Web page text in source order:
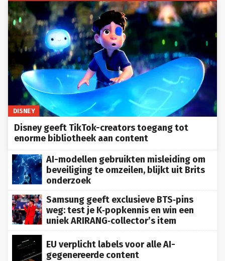
DISNEY
Disney geeft TikTok-creators toegang tot
enorme bibliotheek aan content
AI-modellen gebruikten misleiding om
beveiliging te omzeilen, blijkt uit Brits
onderzoek
Samsung geeft exclusieve BTS‑pins
weg: test je K‑popkennis en win een
uniek ARIRANG‑collector’s item
EU verplicht labels voor alle AI-
gegenereerde content